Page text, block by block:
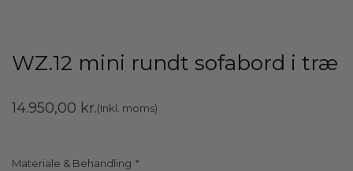
WZ.12 mini rundt sofabord i træ
14.950,00 kr.(Inkl. moms)
Materiale & Behandling